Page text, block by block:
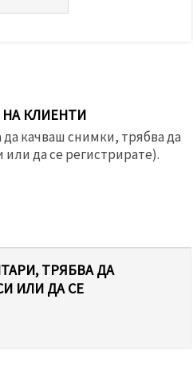
КЛИЕНТИ
качваш снимки, трябва да
да се регистрирате).
ТРЯБВА ДА
ИЛИ ДА СЕ